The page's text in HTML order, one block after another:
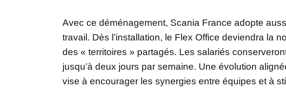
Avec ce déménagement, Scania France adopte
travail. Dès l’installation, le Flex Office deviendra la
des « territoires » partagés. Les salariés
jusqu’à deux jours par semaine. Une évolution
vise à encourager les synergies entre équipes et à